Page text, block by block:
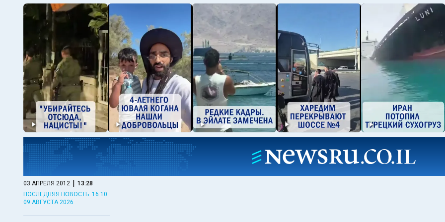
03 АПРЕЛЯ 2012 | 13:28
ПОСЛЕДНЯЯ НОВОСТЬ: 16:10
09 АВГУСТА 2026